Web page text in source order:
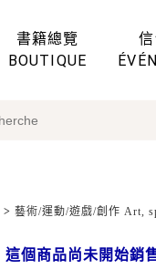
書籍總覽
BOUTIQUE
> 藝術/運動/遊戲/創作 Art,
這個商品尚未開始銷